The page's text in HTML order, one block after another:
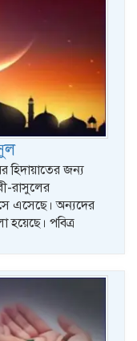
হিদায়াতের জন্য
রাসুলের
এসেছে। অন্যদের
হয়েছে। পবিত্র